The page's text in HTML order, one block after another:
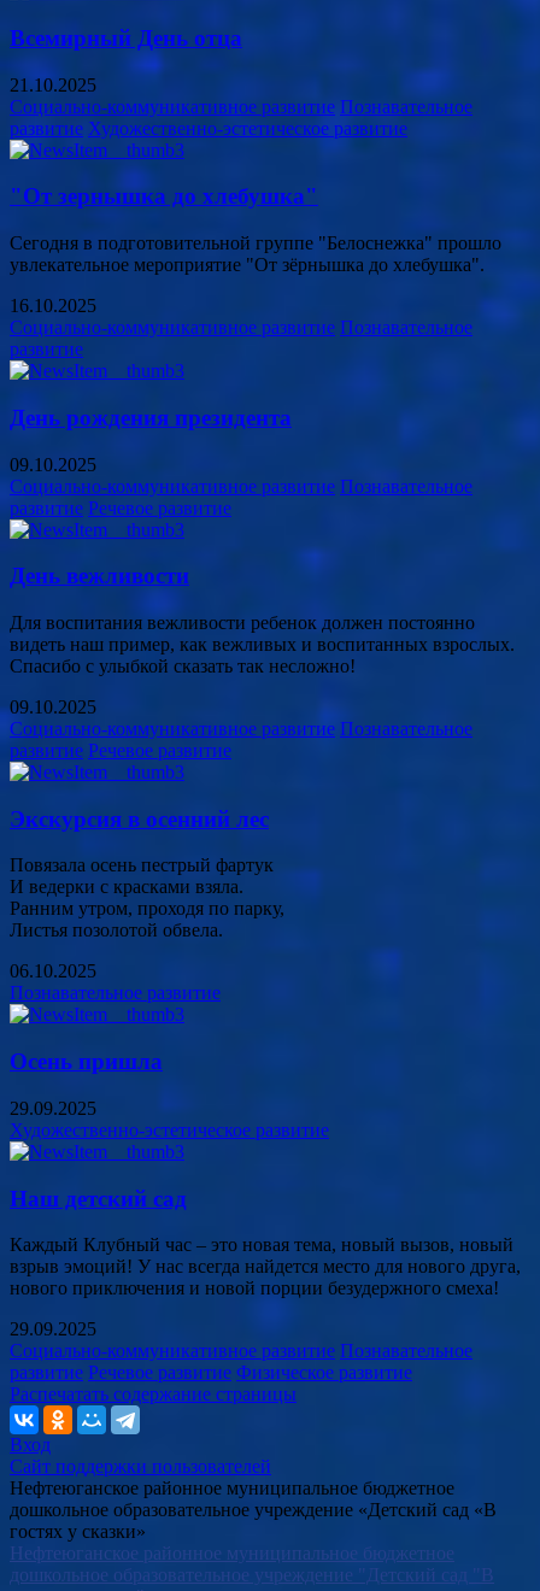
Всемирный День отца
21.10.2025
Социально-коммуникативное развитие Познавательное
развитие Художественно-эстетическое развитие
"От зернышка до хлебушка"
Сегодня в подготовительной группе "Белоснежка" прошло
увлекательное мероприятие "От зёрнышка до хлебушка".
16.10.2025
Социально-коммуникативное развитие Познавательное
развитие
День рождения президента
09.10.2025
Социально-коммуникативное развитие Познавательное
развитие Речевое развитие
День вежливости
Для воспитания вежливости ребенок должен постоянно
видеть наш пример, как вежливых и воспитанных взрослых.
Спасибо с улыбкой сказать так несложно!
09.10.2025
Социально-коммуникативное развитие Познавательное
развитие Речевое развитие
Экскурсия в осенний лес
Повязала осень пестрый фартук
И ведерки с красками взяла.
Ранним утром, проходя по парку,
Листья позолотой обвела.
06.10.2025
Познавательное развитие
Осень пришла
29.09.2025
Художественно-эстетическое развитие
Наш детский сад
Каждый Клубный час – это новая тема, новый вызов, новый
взрыв эмоций! У нас всегда найдется место для нового друга,
нового приключения и новой порции безудержного смеха!
29.09.2025
Социально-коммуникативное развитие Познавательное
развитие Речевое развитие Физическое развитие
Распечатать содержание страницы
Вход
Сайт поддержки пользователей
Нефтеюганское районное муниципальное бюджетное
дошкольное образовательное учреждение «Детский сад «В
гостях у сказки»
Нефтеюганское районное муниципальное бюджетное
дошкольное образовательное учреждение "Детский сад "В